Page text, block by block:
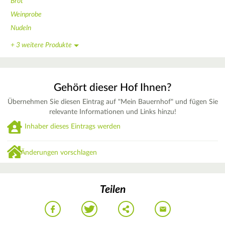
Weinprobe
Nudeln
+ 3 weitere Produkte
Gehört dieser Hof Ihnen?
Übernehmen Sie diesen Eintrag auf "Mein Bauernhof" und fügen Sie
relevante Informationen und Links hinzu!
Inhaber dieses Eintrags werden
Änderungen vorschlagen
Teilen